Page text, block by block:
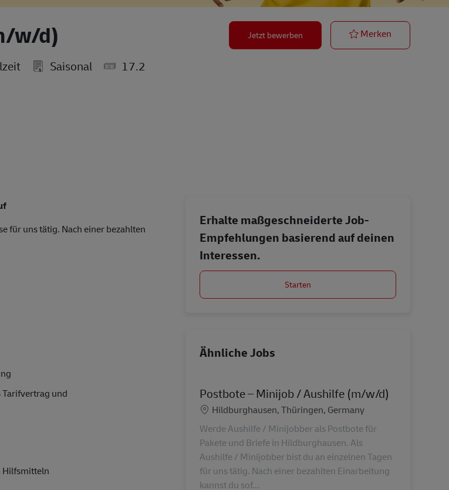
w/d)
Saisonal
17.2
Jetzt bewerben Merken
für uns tätig. Nach einer bezahlten
Tarifvertrag und
Hilfsmitteln
Erhalte maßgeschneiderte Job-
Empfehlungen basierend auf deinen
Interessen.
Starten
Ähnliche Jobs
Postbote – Minijob / Aushilfe (m/w/d)
Standort
Hildburghausen, Thüringen, Germany
Werde Aushilfe / Minijobber als Postbote für
Pakete und Briefe in Hildburghausen. Als
Aushilfe / Minijobber bist du an einzelnen Tagen
für uns tätig. Nach einer bezahlten Einarbeitung
kannst du sof...